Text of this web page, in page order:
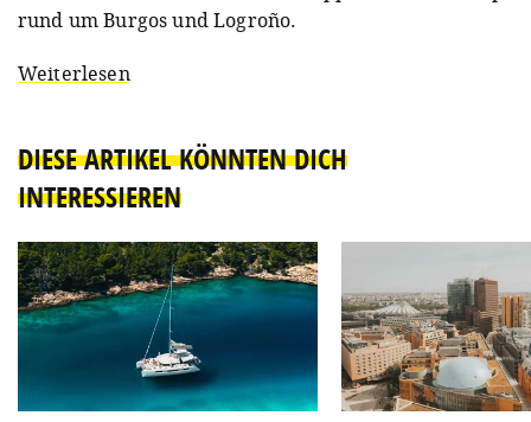
rund um Burgos und Logroño.
Weiterlesen
DIESE ARTIKEL KÖNNTEN DICH
INTERESSIEREN